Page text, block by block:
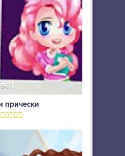
901
прически